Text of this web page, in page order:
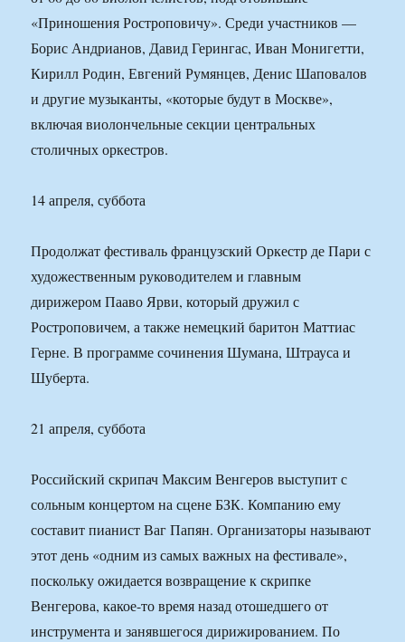
«Приношения Ростроповичу». Среди участников —
Борис Андрианов, Давид Герингас, Иван Монигетти,
Кирилл Родин, Евгений Румянцев, Денис Шаповалов
и другие музыканты, «которые будут в Москве»,
включая виолончельные секции центральных
столичных оркестров.
14 апреля, суббота
Продолжат фестиваль французский Оркестр де Пари с
художественным руководителем и главным
дирижером Пааво Ярви, который дружил с
Ростроповичем, а также немецкий баритон Маттиас
Герне. В программе сочинения Шумана, Штрауса и
Шуберта.
21 апреля, суббота
Российский скрипач Максим Венгеров выступит с
сольным концертом на сцене БЗК. Компанию ему
составит пианист Ваг Папян. Организаторы называют
этот день «одним из самых важных на фестивале»,
поскольку ожидается возвращение к скрипке
Венгерова, какое-то время назад отошедшего от
инструмента и занявшегося дирижированием. По